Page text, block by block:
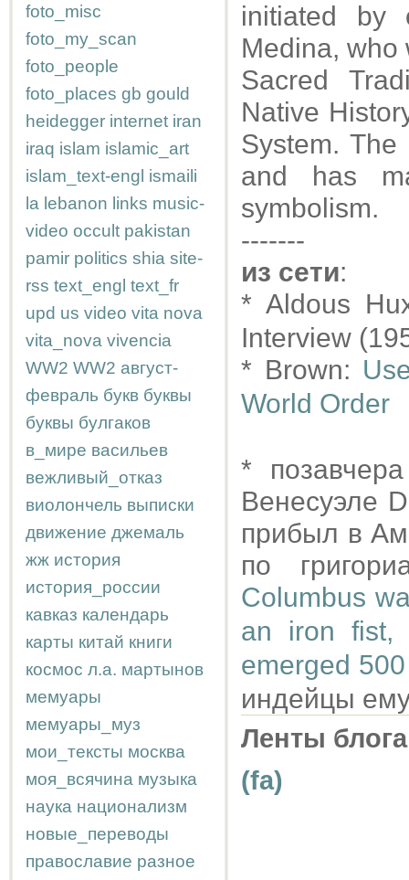
foto_misc
foto_my_scan
foto_people
foto_places gb gould
heidegger internet iran
iraq islam islamic_art
islam_text-engl ismaili
la lebanon links music-
video occult pakistan
pamir politics shia site-
rss text_engl text_fr
upd us video vita nova
vita_nova vivencia
WW2 WW2 август-
февраль букв буквы
буквы булгаков
в_мире васильев
вежливый_отказ
виолончель выписки
движение джемаль
жж история
история_россии
кавказ календарь
карты китай книги
космос л.а. мартынов
мемуары
мемуары_муз
мои_тексты москва
моя_всячина музыка
наука национализм
новые_переводы
православие разное
initiated by
Medina, who
Sacred
Native
System.
and has
symbolism.
-------
из сети:
* Aldous
Interview
* Brown:
World Order
*
Венесуэле
прибыл в
по
Columbus
an iron fist,
emerged
индейцы
Ленты
(fa)